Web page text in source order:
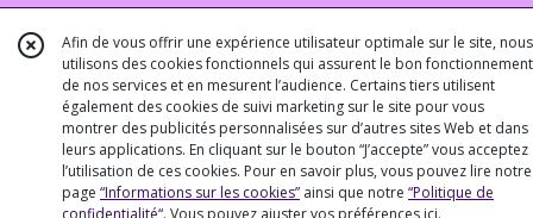
Afin de vous offrir une expérience utilisateur optimale sur le site, nous
utilisons des cookies fonctionnels qui assurent le bon fonctionnement
de nos services et en mesurent l’audience. Certains tiers utilisent
également des cookies de suivi marketing sur le site pour vous
montrer des publicités personnalisées sur d’autres sites Web et dans
leurs applications. En cliquant sur le bouton “J’accepte” vous acceptez
l’utilisation de ces cookies. Pour en savoir plus, vous pouvez lire notre
page “Informations sur les cookies” ainsi que notre “Politique de
confidentialité“. Vous pouvez ajuster vos préférences ici.